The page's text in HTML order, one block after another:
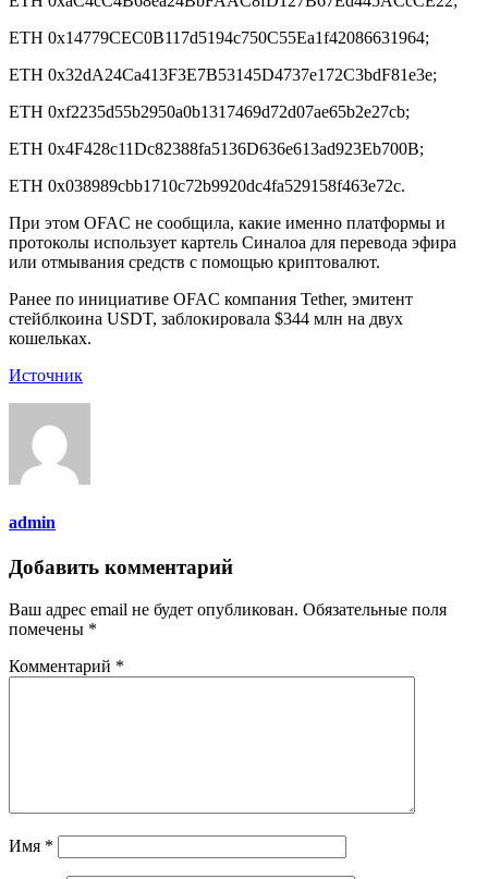
ETH 0x14779CEC0B117d5194c750C55Ea1f42086631964;
ETH 0x32dA24Ca413F3E7B53145D4737e172C3bdF81e3e;
ETH 0xf2235d55b2950a0b1317469d72d07ae65b2e27cb;
ETH 0x4F428c11Dc82388fa5136D636e613ad923Eb700B;
ETH 0x038989cbb1710c72b9920dc4fa529158f463e72c.
При этом OFAC не сообщила, какие именно платформы и
протоколы использует картель Синалоа для перевода эфира
или отмывания средств с помощью криптовалют.
Ранее по инициативе OFAC компания Tether, эмитент
стейблкоина USDT, заблокировала $344 млн на двух
кошельках.
Источник
admin
Добавить комментарий
Ваш адрес email не будет опубликован. Обязательные поля
помечены *
Комментарий *
Имя *